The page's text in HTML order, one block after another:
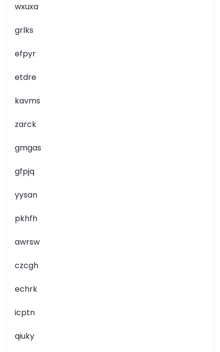
wxuxa
grlks
efpyr
etdre
kavms
zarck
gmgas
gfpjq
yysan
pkhfh
awrsw
czcgh
echrk
icptn
qiuky